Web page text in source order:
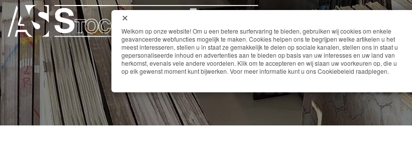
HOME
SILVER
Welkom op onze website! Om u een betere surfervaring te bieden, gebruiken wij cookies om enkele
geavanceerde webfuncties mogelijk te maken. Cookies helpen ons te begrijpen welke artikelen u het
meest interesseren, stellen u in staat ze gemakkelijk te delen op sociale kanalen, stellen ons in staat u
gepersonaliseerde inhoud en advertenties aan te bieden op basis van uw interesses en uw land van
herkomst, evenals vele andere voordelen. Klik om te accepteren en wij slaan uw voorkeuren op, die u
op elk gewenst moment kunt bijwerken. Voor meer informatie kunt u ons Cookiebeleid raadplegen.